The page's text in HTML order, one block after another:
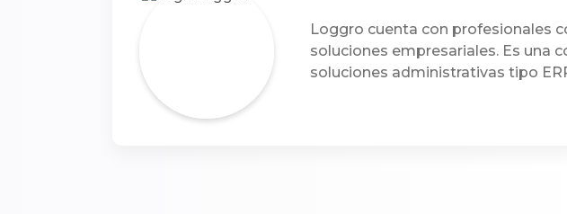
Loggro cuenta con profesionales
soluciones empresariales. Es una
soluciones administrativas tipo